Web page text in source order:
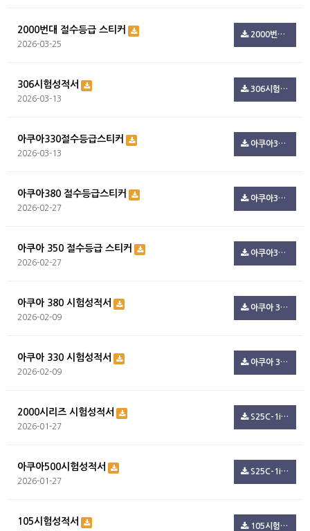
2000번대 절수등급 스티커
2026-03-25
2000번대 절수등급.zip(494.7K)
306시험성적서
2026-03-13
306시험성적서.pdf(100.3K)
아쿠아330절수등급스티커
2026-03-13
아쿠아330절수등급스티커.pdf(108.5K)
아쿠아380 절수등급스티커
2026-02-27
아쿠아380_절수등급.pdf(100.3K)
아쿠아 350 절수등급 스티커
2026-02-27
아쿠아350_절수등급.pdf(216.1K)
아쿠아 380 시험성적서
2026-02-09
아쿠아 380 시험성적서.pdf(99.4K)
아쿠아 330 시험성적서
2026-02-09
아쿠아 330 시험성적서.pdf(99.4K)
2000시리즈 시험성적서
2026-01-27
S25C-1i26012709220.pdf(347.3K)
아쿠아500시험성적서
2026-01-27
S25C-1i26012709150.pdf(54.5K)
105시험성적서 105시험.pdf(801.6K)